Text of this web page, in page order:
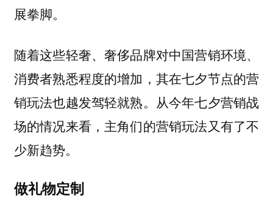
展拳脚。
随着这些轻奢、奢侈品牌对中国营销环境、
消费者熟悉程度的增加，其在七夕节点的营
销玩法也越发驾轻就熟。从今年七夕营销战
场的情况来看，主角们的营销玩法又有了不
少新趋势。
做礼物定制